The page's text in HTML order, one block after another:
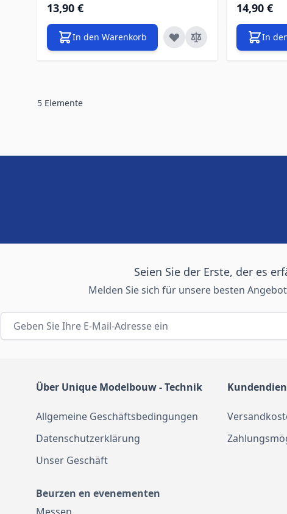
13,90 €
In den Warenkorb
14,90 €
In
5 Elemente
Seien Sie der Erste, der es
Melden Sie sich für unsere besten
E-Mail-Adresse
Über Unique Modelbouw - Technik
Allgemeine Geschäftsbedingungen
Datenschutzerklärung
Unser Geschäft
Beurzen en evenementen